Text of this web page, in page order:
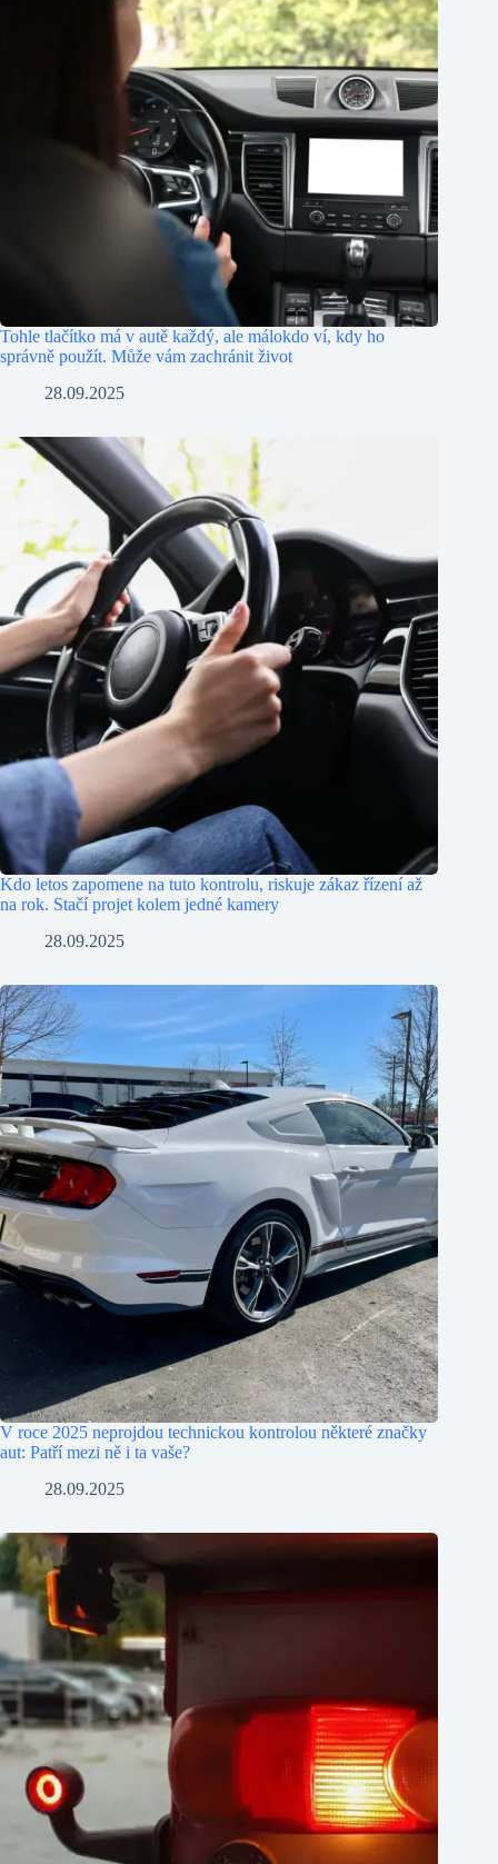
Tohle tlačítko má v autě každý, ale málokdo ví, kdy ho
správně použít. Může vám zachránit život
28.09.2025
Kdo letos zapomene na tuto kontrolu, riskuje zákaz řízení až
na rok. Stačí projet kolem jedné kamery
28.09.2025
V roce 2025 neprojdou technickou kontrolou některé značky
aut: Patří mezi ně i ta vaše?
28.09.2025